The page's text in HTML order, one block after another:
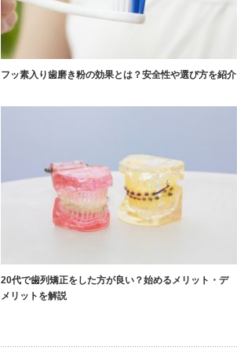
フッ素入り歯磨き粉の効果とは？安全性や選び方を紹介
20代で歯列矯正をした方が良い？始めるメリット・デ
メリットを解説